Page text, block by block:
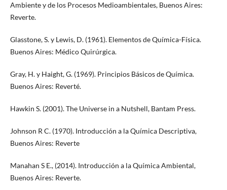
Ambiente y de los Procesos Medioambientales, Buenos Aires:
Reverte.
Glasstone, S. y Lewis, D. (1961). Elementos de Química-Física.
Buenos Aires: Médico Quirúrgica.
Gray, H. y Haight, G. (1969). Principios Básicos de Química.
Buenos Aires: Reverté.
Hawkin S. (2001). The Universe in a Nutshell, Bantam Press.
Johnson R C. (1970). Introducción a la Química Descriptiva,
Buenos Aires: Reverte
Manahan S E., (2014). Introducción a la Química Ambiental,
Buenos Aires: Reverte.